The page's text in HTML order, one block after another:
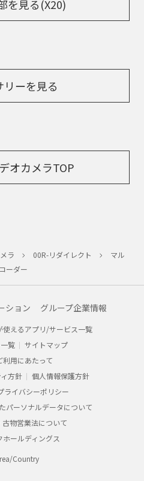
を見る(X20)
リーを見る
オカメラTOP
ラ 00R-リダイレクト
マル
ーダー
ション グループ企業情報
使えるアプリ/サービス一覧
覧
サイトマップ
利用にあたって
方針
個人情報保護方針
ライバシーポリシー
パーソナルデータについて
物営業法について
ホールディングス
Country